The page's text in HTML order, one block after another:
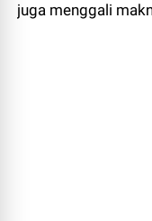
juga menggali